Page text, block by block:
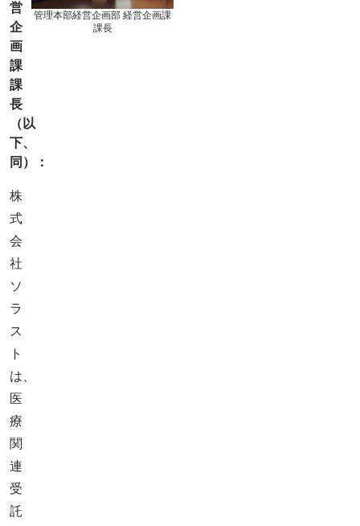
管理本部経営企画部 経営企画課
課長
営
企
画
課
課
長
（以
下、
同）：
株
式
会
社
ソ
ラ
ス
ト
は、
医
療
関
連
受
託